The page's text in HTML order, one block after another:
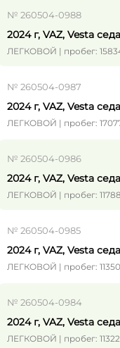
№ 260504-0988
2024 г, VAZ, Vesta
ЛЕГКОВОЙ | пробег:
№ 260504-0987
2024 г, VAZ, Vesta
ЛЕГКОВОЙ | пробег:
№ 260504-0986
2024 г, VAZ, Vesta
ЛЕГКОВОЙ | пробег:
№ 260504-0985
2024 г, VAZ, Vesta
ЛЕГКОВОЙ | пробег:
№ 260504-0984
2024 г, VAZ, Vesta
ЛЕГКОВОЙ | пробег: